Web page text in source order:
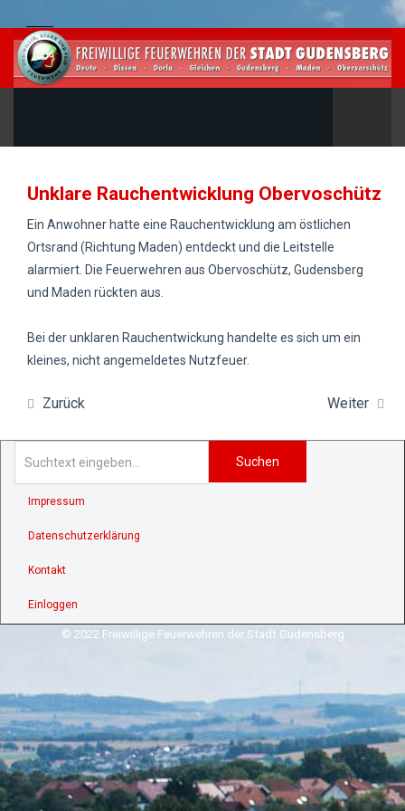
Unklare Rauchentwicklung Obervoschütz
Ein Anwohner hatte eine Rauchentwicklung am östlichen
Ortsrand (Richtung Maden) entdeckt und die Leitstelle
alarmiert. Die Feuerwehren aus Obervoschütz, Gudensberg
und Maden rückten aus.
Bei der unklaren Rauchentwickung handelte es sich um ein
kleines, nicht angemeldetes Nutzfeuer.
Zurück Weiter
Suchen
Impressum
Datenschutzerklärung
Kontakt
Einloggen
© 2022 Freiwillige Feuerwehren der Stadt Gudensberg